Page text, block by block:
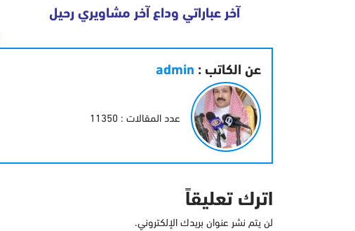
آخر عباراتي وداع آخر مشاويري رحيل
عن الكاتب : admin
عدد المقالات : 11350
اترك تعليقاً
لن يتم نشر عنوان بريدك الإلكتروني.